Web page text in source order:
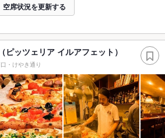
空席状況を更新する
ッツェリア イルアフェット）
・けやき通り